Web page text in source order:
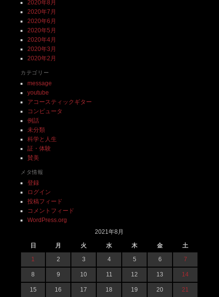
2020年8月
2020年7月
2020年6月
2020年5月
2020年4月
2020年3月
2020年2月
カテゴリー
message
youtube
アコースティックギター
コンピュータ
例話
未分類
科学と人生
証・体験
賛美
メタ情報
登録
ログイン
投稿フィード
コメントフィード
WordPress.org
2021年8月
日
月 火 水 木 金
土
1
2 3 4 5 6 7
8 9 10 11 12 13 14
15 16 17 18 19 20 21